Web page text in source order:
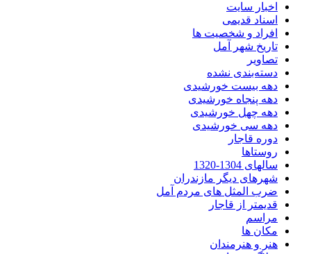
اخبار سایت
اسناد قدیمی
افراد و شخصیت ها
تاریخ شهر آمل
تصاویر
دسته‌بندی نشده
دهه بیست خورشیدی
دهه پنجاه خورشیدی
دهه چهل خورشیدی
دهه سی خورشیدی
دوره قاجار
روستاها
سالهای 1304-1320
شهرهای دیگر مازندران
ضرب المثل های مردم آمل
قدیمتر از قاجار
مراسم
مکان ها
هنر و هنرمندان